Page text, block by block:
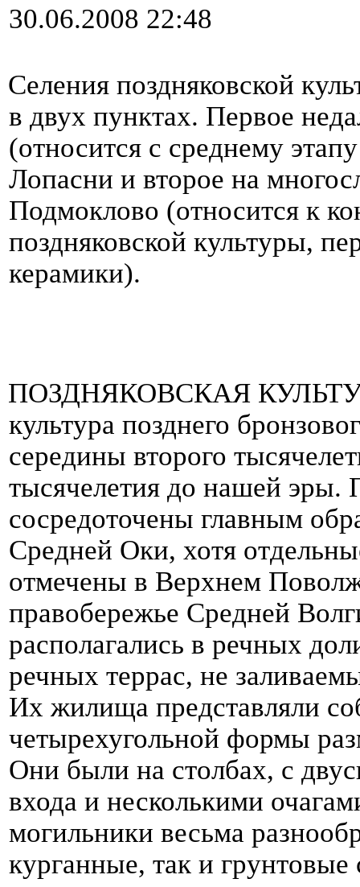
30.06.2008 22:48
Селения поздняковской
в двух пунктах. Первое
(относится с среднему
Лопасни и второе на
Подмоклово (относится к
поздняковской культуры,
керамики).
ПОЗДНЯКОВСКАЯ
культура позднего
середины второго
тысячелетия до нашей эры.
сосредоточены главным
Средней Оки, хотя
отмечены в Верхнем
правобережье Средней
располагались в речных
речных террас, не
Их жилища представляли
четырехугольной формы
Они были на столбах, с
входа и несколькими
могильники весьма
курганные, так и грунтовые